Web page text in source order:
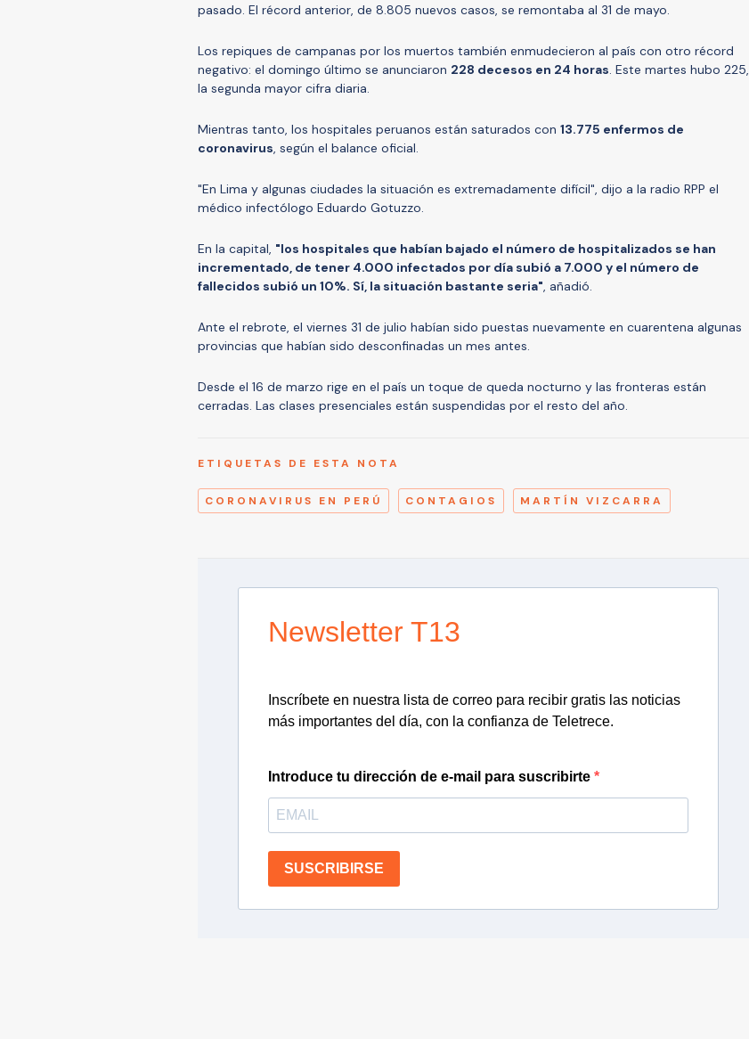
pasado. El récord anterior, de 8.805 nuevos casos, se remontaba al 31 de mayo.
Los repiques de campanas por los muertos también enmudecieron al país con otro récord
negativo: el domingo último se anunciaron 228 decesos en 24 horas. Este martes hubo 225,
la segunda mayor cifra diaria.
Mientras tanto, los hospitales peruanos están saturados con 13.775 enfermos de
coronavirus, según el balance oficial.
"En Lima y algunas ciudades la situación es extremadamente difícil", dijo a la radio RPP el
médico infectólogo Eduardo Gotuzzo.
En la capital, "los hospitales que habían bajado el número de hospitalizados se han
incrementado, de tener 4.000 infectados por día subió a 7.000 y el número de
fallecidos subió un 10%. Sí, la situación bastante seria", añadió.
Ante el rebrote, el viernes 31 de julio habían sido puestas nuevamente en cuarentena algunas
provincias que habían sido desconfinadas un mes antes.
Desde el 16 de marzo rige en el país un toque de queda nocturno y las fronteras están
cerradas. Las clases presenciales están suspendidas por el resto del año.
ETIQUETAS DE ESTA NOTA
CORONAVIRUS EN PERÚ CONTAGIOS MARTÍN VIZCARRA
Newsletter T13
Inscríbete en nuestra lista de correo para recibir gratis las noticias
más importantes del día, con la confianza de Teletrece.
Introduce tu dirección de e-mail para suscribirte
SUSCRIBIRSE